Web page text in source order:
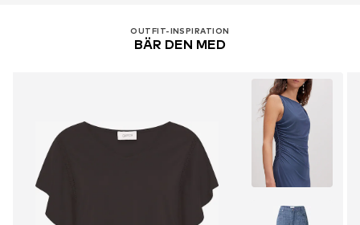
OUTFIT-INSPIRATION
BÄR DEN MED